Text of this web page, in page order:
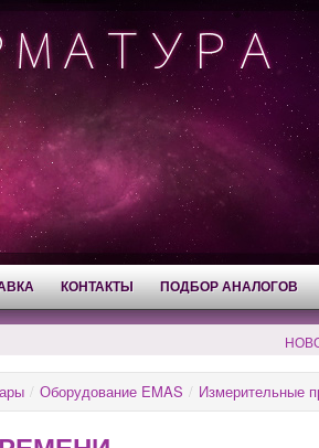
КОНТАКТЫ ПОДБОР АНАЛОГОВ
/ Оборудование EMAS / Измерительные